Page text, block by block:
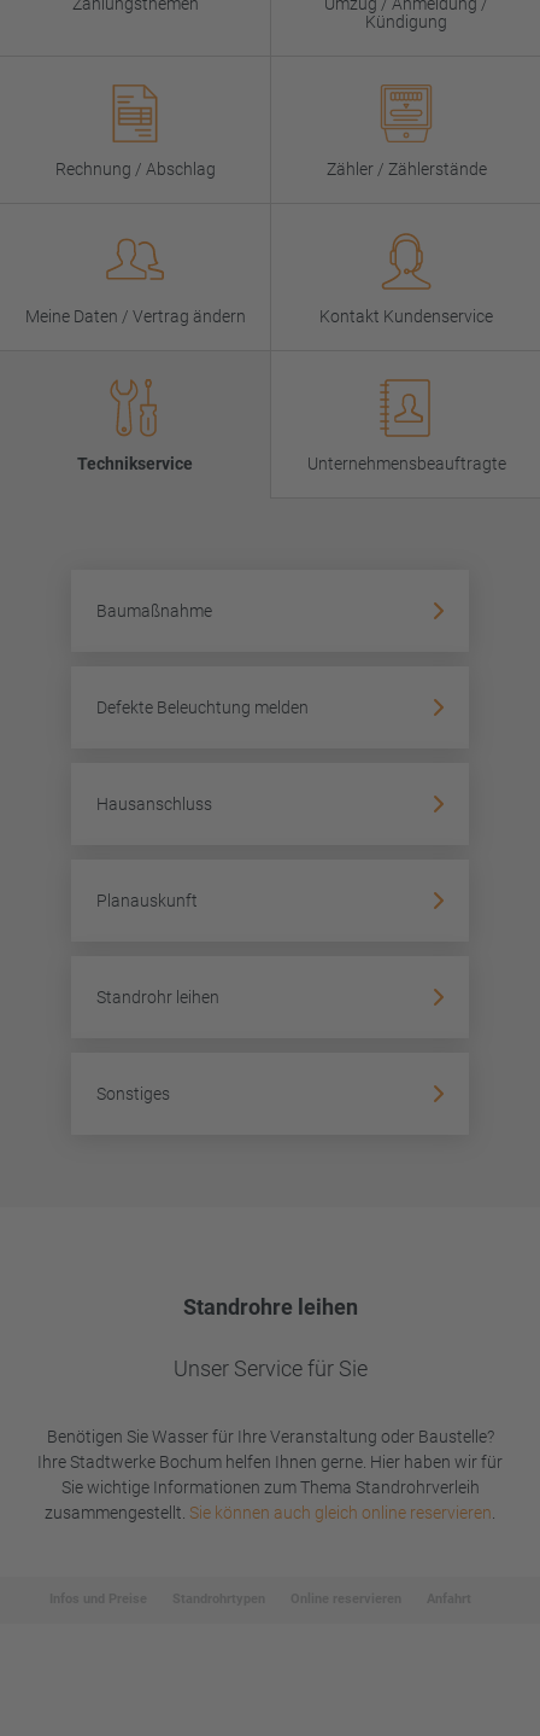
Kündigung
Rechnung / Abschlag Zähler / Zählerstände
Meine Daten / Vertrag ändern Kontakt Kundenservice
Technikservice Unternehmensbeauftragte
Baumaßnahme
Defekte Beleuchtung melden
Hausanschluss
Planauskunft
Standrohr leihen
Sonstiges
Standrohre leihen
Unser Service für Sie
Benötigen Sie Wasser für Ihre Veranstaltung oder Baustelle?
Ihre Stadtwerke Bochum helfen Ihnen gerne. Hier haben wir für
Sie wichtige Informationen zum Thema Standrohrverleih
zusammengestellt. Sie können auch gleich online reservieren.